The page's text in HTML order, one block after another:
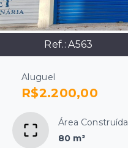
Ref.:A563
Aluguel
R$2.200,00
Área Construída
80 m²